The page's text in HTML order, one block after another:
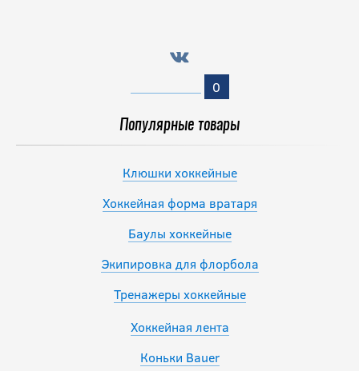
0
Популярные товары
Клюшки хоккейные
Хоккейная форма вратаря
Баулы хоккейные
Экипировка для флорбола
Тренажеры хоккейные
Хоккейная лента
Коньки Bauer